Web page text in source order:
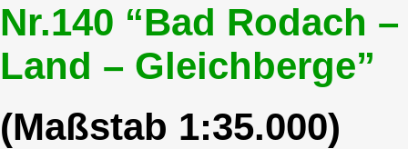
Nr.140 “Bad Rodach
Land – Gleichberge”
(Maßstab 1:35.000)